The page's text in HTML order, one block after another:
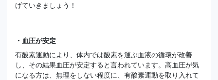
げていきましょう！
・血圧が安定
有酸素運動により、体内では酸素を運ぶ血液の循環が改善
し、その結果血圧が安定すると言われています。高血圧が気
になる方は、無理をしない程度に、有酸素運動を取り入れて